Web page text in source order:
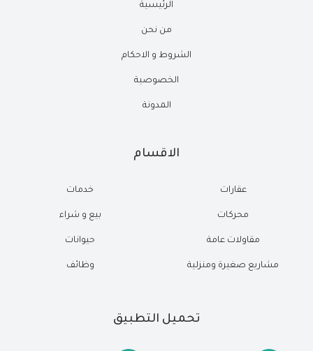
الرئيسية
من نحن
الشروط و الاحكام
الخصوصية
المدونة
الاقسام
عقارات
محركات
مقاولات عامة
مشاريع صغيرة ومنزلية
خدمات
بيع و شراء
حيوانات
وظائف
تحميل التطبيق